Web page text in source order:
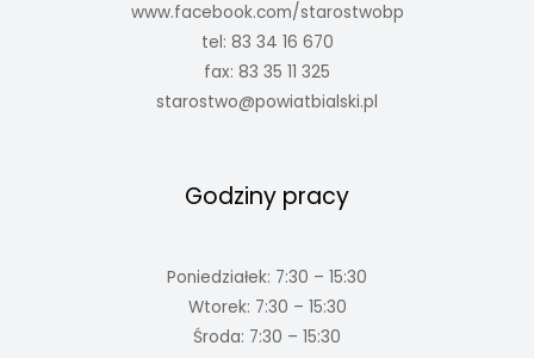
www.facebook.com/starostwobp
tel: 83 34 16 670
fax: 83 35 11 325
starostwo@powiatbialski.pl
Godziny pracy
Poniedziałek: 7:30 – 15:30
Wtorek: 7:30 – 15:30
Środa: 7:30 – 15:30